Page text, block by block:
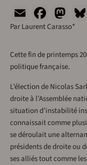
Email
Par Laurent Carasso*
Cette fin de printemps
politique française.
L’élection de Nicolas
droite à l’Assemblée
situation d’instabilité
connaissait comme
se déroulait une
présidents de droite ou
ses alliés tout comme